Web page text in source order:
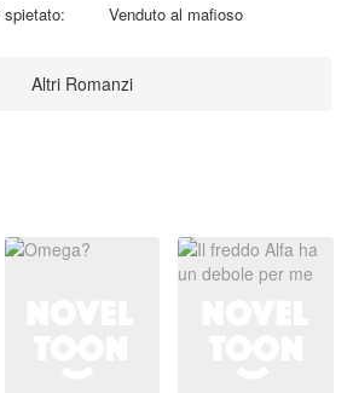
Venduto al mafioso
Altri Romanzi